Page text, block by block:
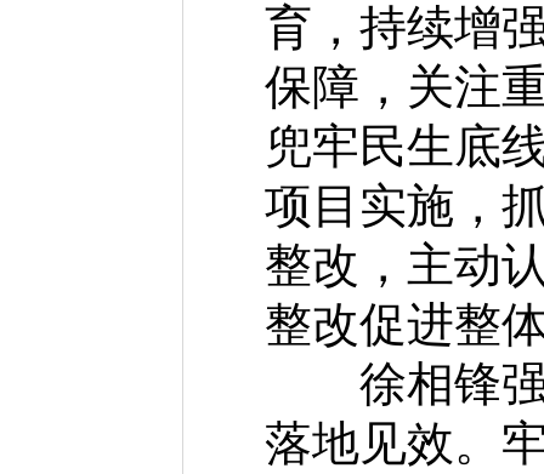
育，持续增
保障，关注
兜牢民生底
项目实施，
整改，主动
整改促进整
徐相锋强
落地见效。